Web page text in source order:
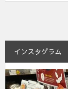
インスタグラム